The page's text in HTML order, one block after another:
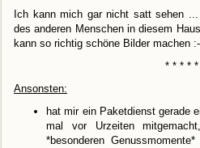
Ich kann mich gar nicht satt sehen
des anderen Menschen in diesem
kann so richtig schöne Bilder machen
* * * * *
Ansonsten:
hat mir ein Paketdienst gerade
mal vor Urzeiten
*besonderen